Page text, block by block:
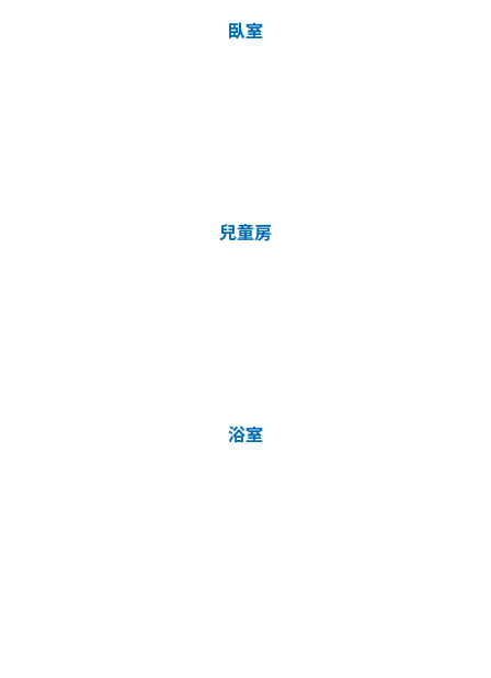
臥室
兒童房
浴室